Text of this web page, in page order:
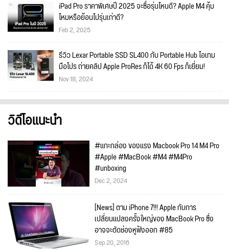
iPad Pro ราคาพิเศษปี 2025 จะซื้อรุ่นไหนดี? Apple M4 คุ้ม
ไหมหรือย้อนไปรุ่นเก่าดี?
Feb 2, 2025
รีวิว Lexar Portable SSD SL400 กับ Portable Hub ไอเทม
มือโปร ถ่ายคลิป Apple ProRes ก็ได้ 4K 60 Fps ก็เยี่ยม!
Nov 18, 2024
วิดีโอแนะนำ
#แกะกล่อง ของแรง Macbook Pro 14 M4 Pro
#Apple #MacBook #M4 #M4Pro
#unboxing
Dec 2, 2024
[News] ตาม iPhone 7!!! Apple กับการ
เปลี่ยนแปลงครั้งใหญ่ของ MacBook Pro ซึ่ง
อาจจะตัดช่องหูฟังออก #85
Sep 20, 2016